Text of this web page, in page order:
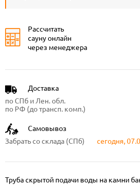
Рассчитать
сауну онлайн
через менеджера
Доставка
по СПб и Лен. обл.
по РФ (до трансп. комп.)
Самовывоз
Забрать со склада (СПб)
сегодня,
Труба скрытой подачи воды на камни